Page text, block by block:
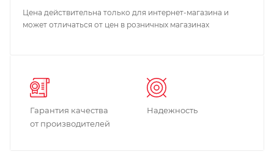
Цена действительна только для интернет-магазина и
может отличаться от цен в розничных магазинах
Гарантия качества
от производителей
Надежность